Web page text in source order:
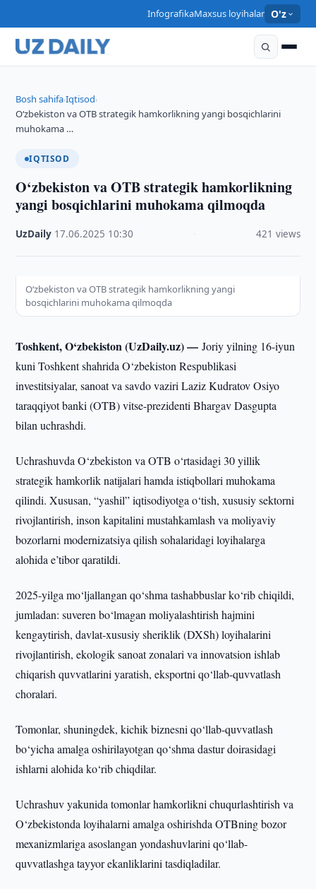
InfografikaMaxsus loyihalar O'z
Bosh sahifa›Iqtisod›
O‘zbekiston va OTB strategik hamkorlikning yangi bosqichlarini
muhokama …
IQTISOD
O‘zbekiston va OTB strategik hamkorlikning
yangi bosqichlarini muhokama qilmoqda
UzDaily 17.06.2025 10:30 421 views
O‘zbekiston va OTB strategik hamkorlikning yangi
bosqichlarini muhokama qilmoqda
Toshkent, O‘zbekiston (UzDaily.uz) —Joriy yilning 16-iyun
kuni Toshkent shahrida O‘zbekiston Respublikasi
investitsiyalar, sanoat va savdo vaziri Laziz Kudratov Osiyo
taraqqiyot banki (OTB) vitse-prezidenti Bhargav Dasgupta
bilan uchrashdi.
Uchrashuvda O‘zbekiston va OTB o‘rtasidagi 30 yillik
strategik hamkorlik natijalari hamda istiqbollari muhokama
qilindi. Xususan, “yashil” iqtisodiyotga o‘tish, xususiy sektorni
rivojlantirish, inson kapitalini mustahkamlash va moliyaviy
bozorlarni modernizatsiya qilish sohalaridagi loyihalarga
alohida e’tibor qaratildi.
2025-yilga mo‘ljallangan qo‘shma tashabbuslar ko‘rib chiqildi,
jumladan: suveren bo‘lmagan moliyalashtirish hajmini
kengaytirish, davlat-xususiy sheriklik (DXSh) loyihalarini
rivojlantirish, ekologik sanoat zonalari va innovatsion ishlab
chiqarish quvvatlarini yaratish, eksportni qo‘llab-quvvatlash
choralari.
Tomonlar, shuningdek, kichik biznesni qo‘llab-quvvatlash
bo‘yicha amalga oshirilayotgan qo‘shma dastur doirasidagi
ishlarni alohida ko‘rib chiqdilar.
Uchrashuv yakunida tomonlar hamkorlikni chuqurlashtirish va
O‘zbekistonda loyihalarni amalga oshirishda OTBning bozor
mexanizmlariga asoslangan yondashuvlarini qo‘llab-
quvvatlashga tayyor ekanliklarini tasdiqladilar.